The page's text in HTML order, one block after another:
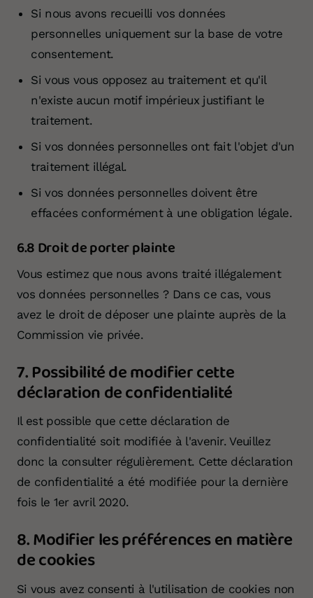
Si nous avons recueilli vos données
personnelles uniquement sur la base de votre
consentement.
Si vous vous opposez au traitement et qu'il
n'existe aucun motif impérieux justifiant le
traitement.
Si vos données personnelles ont fait l'objet d'un
traitement illégal.
Si vos données personnelles doivent être
effacées conformément à une obligation légale.
6.8 Droit de porter plainte
Vous estimez que nous avons traité illégalement
vos données personnelles ? Dans ce cas, vous
avez le droit de déposer une plainte auprès de la
Commission vie privée.
7. Possibilité de modifier cette
déclaration de confidentialité
Il est possible que cette déclaration de
confidentialité soit modifiée à l'avenir. Veuillez
donc la consulter régulièrement. Cette déclaration
de confidentialité a été modifiée pour la dernière
fois le 1er avril 2020.
8. Modifier les préférences en matière
de cookies
Si vous avez consenti à l'utilisation de cookies non